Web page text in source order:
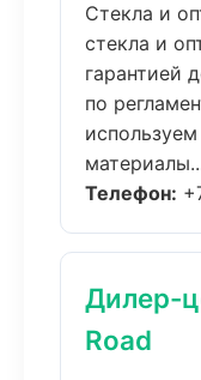
Стекла и
стекла и
гарантией
по
Телефон:
Дилер-
Road